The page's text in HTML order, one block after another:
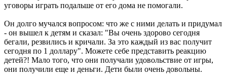
уговоры играть подальше от его дома не помогали.
Он долго мучался вопросом: что же с ними делать и придумал
- он вышел к детям и сказал: "Вы очень здорово сегодня
бегали, резвились и кричали. За это каждый из вас получит
сегодня по 1 доллару". Можете себе представить реакцию
детей?! Мало того, что они получали удовольствие от игры,
они получили еще и деньги. Дети были очень довольны.